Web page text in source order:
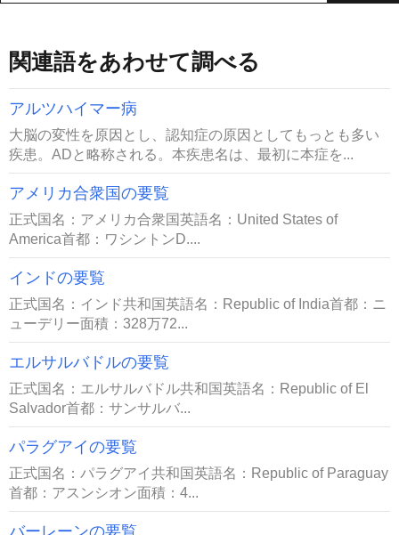
関連語をあわせて調べる
アルツハイマー病
大脳の変性を原因とし、認知症の原因としてもっとも多い
疾患。ADと略称される。本疾患名は、最初に本症を...
アメリカ合衆国の要覧
正式国名：アメリカ合衆国英語名：United States of
America首都：ワシントンD....
インドの要覧
正式国名：インド共和国英語名：Republic of India首都：ニ
ューデリー面積：328万72...
エルサルバドルの要覧
正式国名：エルサルバドル共和国英語名：Republic of El
Salvador首都：サンサルバ...
パラグアイの要覧
正式国名：パラグアイ共和国英語名：Republic of Paraguay
首都：アスンシオン面積：4...
バーレーンの要覧